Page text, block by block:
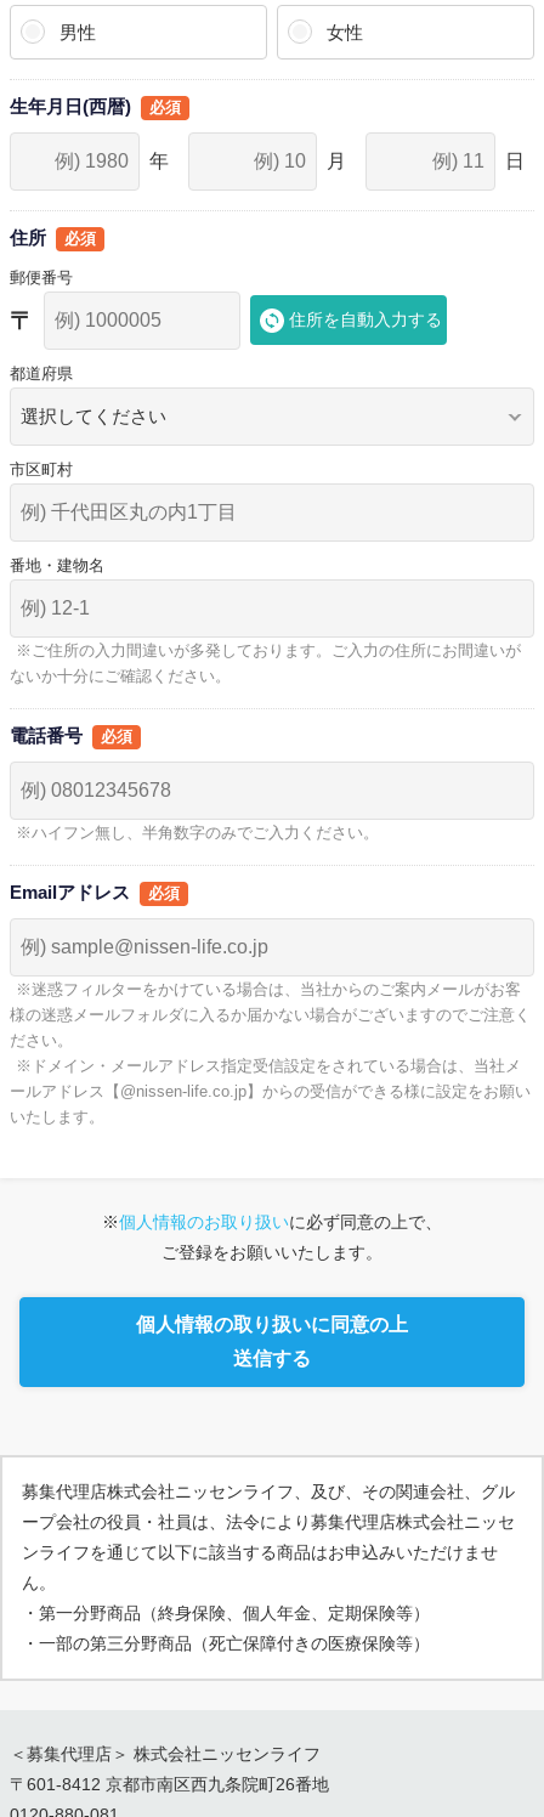
男性 女性
生年月日(西暦)
住所
郵便番号
住所を自動入力する
都道府県
市区町村
番地・建物名
※ご住所の入力間違いが多発しております。ご入力の住所にお間違いが
ないか十分にご確認ください。
電話番号
※ハイフン無し、半角数字のみでご入力ください。
Emailアドレス
※迷惑フィルターをかけている場合は、当社からのご案内メールがお客
様の迷惑メールフォルダに入るか届かない場合がございますのでご注意く
ださい。
※ドメイン・メールアドレス指定受信設定をされている場合は、当社メ
ールアドレス【@nissen-life.co.jp】からの受信ができる様に設定をお願い
いたします。
※個人情報のお取り扱いに必ず同意の上で、
ご登録をお願いいたします。
個人情報の取り扱いに同意の上
送信する
募集代理店株式会社ニッセンライフ、及び、その関連会社、グル
ープ会社の役員・社員は、法令により募集代理店株式会社ニッセ
ンライフを通じて以下に該当する商品はお申込みいただけませ
ん。
・第一分野商品（終身保険、個人年金、定期保険等）
・一部の第三分野商品（死亡保障付きの医療保険等）
＜募集代理店＞ 株式会社ニッセンライフ
〒601-8412 京都市南区西九条院町26番地